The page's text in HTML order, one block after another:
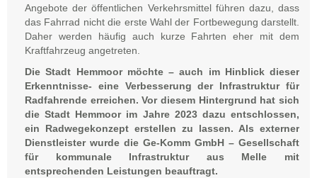
Angebote der öffentlichen Verkehrsmittel führen dazu, dass
das Fahrrad nicht die erste Wahl der Fortbewegung darstellt.
Daher werden häufig auch kurze Fahrten eher mit dem
Kraftfahrzeug angetreten.
Die Stadt Hemmoor möchte – auch im Hinblick dieser
Erkenntnisse- eine Verbesserung der Infrastruktur für
Radfahrende erreichen.Vor diesem Hintergrund hat sich
die Stadt Hemmoor im Jahre 2023 dazu entschlossen,
ein Radwegekonzept erstellen zu lassen. Als externer
Dienstleister wurde die Ge-Komm GmbH – Gesellschaft
für kommunale Infrastruktur aus Melle mit
entsprechenden Leistungen beauftragt.